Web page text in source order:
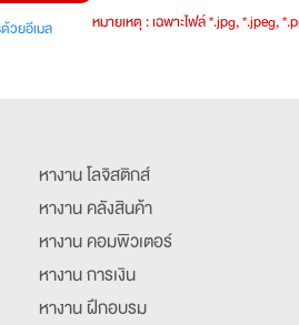
วยอีเมล หมายเหตุ : เฉพาะไฟล์ *.jpg, *.jpeg,
หางาน โลจิสติกส์
หางาน คลังสินค้า
หางาน คอมพิวเตอร์
หางาน การเงิน
หางาน ฝึกอบรม